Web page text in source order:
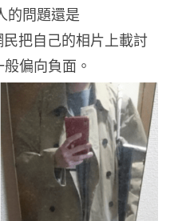
的問題還是
把自己的相片上載討
偏向負面。